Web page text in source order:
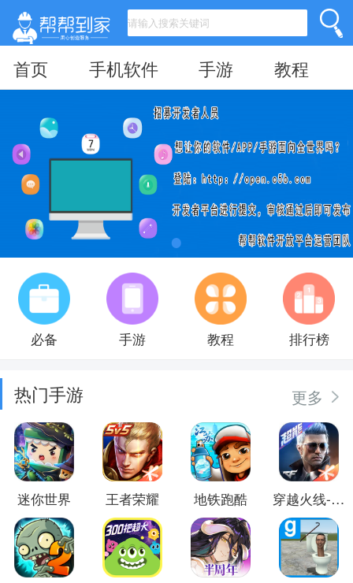
首页 手机软件 手游 教程
必备 手游 教程 排行榜
热门手游 更多
迷你世界 王者荣耀 地铁跑酷 穿越火线-枪战王者